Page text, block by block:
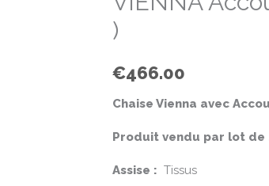
)
€466.00
Chaise Vienna avec
Produit vendu par lot de
Assise : Tissus
Accoudoirs
unitaire:
233
)